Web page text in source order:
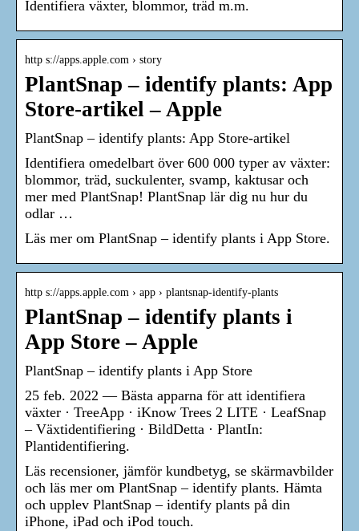
Identifiera växter, blommor, träd m.m.
http s://apps.apple.com › story
PlantSnap – identify plants: App
Store-artikel – Apple
‎PlantSnap – identify plants: App Store-artikel
Identifiera omedelbart över 600 000 typer av växter:
blommor, träd, suckulenter, svamp, kaktusar och
mer med PlantSnap! PlantSnap lär dig nu hur du
odlar …
Läs mer om PlantSnap – identify plants i App Store.
http s://apps.apple.com › app › plantsnap-identify-plants
PlantSnap – identify plants i
App Store – Apple
‎PlantSnap – identify plants i App Store
25 feb. 2022 — Bästa apparna för att identifiera
växter · TreeApp · iKnow Trees 2 LITE · LeafSnap
– Växtidentifiering · BildDetta · PlantIn:
Plantidentifiering.
Läs recensioner, jämför kundbetyg, se skärmavbilder
och läs mer om PlantSnap – identify plants. Hämta
och upplev PlantSnap – identify plants på din
iPhone, iPad och iPod touch.